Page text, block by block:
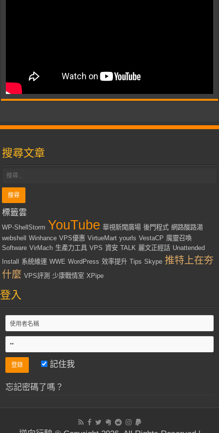
搜尋文章
標籤雲
WP-ShellStorm YouTube 華視新聞廣場 後門程式 網路酸路湯
webshell
Winhance VPS優惠 VirtueMart yourls VestaCP 魔靈召喚
Software VirMach 生產力工具 VPS 資安 TALK 麗文正經話 Unattended
Install
系統維運 WWE WordPress 效率提升 Tips Skype 推特上在夯
什麼 VPS評測 少康戰情室 XPipe
登入
記住我
忘記密碼了嗎？